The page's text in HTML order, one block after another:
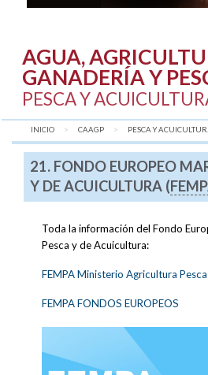
AGUA,
GANADERÍA Y
PESCA Y
INICIO CAAGP PESCA Y ACUICULTUR...
21. FONDO EUROPEO
Y DE ACUICULTURA (
Toda la información del Fondo
Pesca y de Acuicultura:
FEMPA Ministerio Agricultura
FEMPA FONDOS EUROPEOS